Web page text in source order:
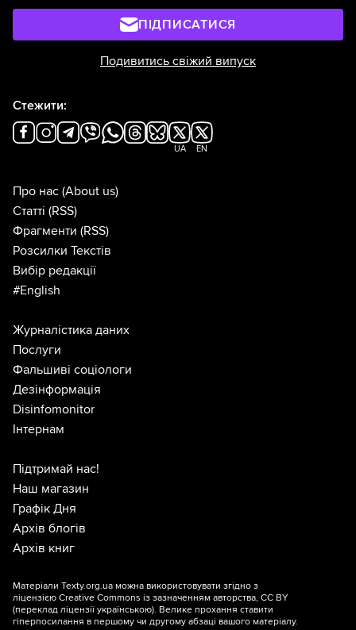
ПІДПИСАТИСЯ
Подивитись свіжий випуск
Стежити:
UA EN
Про нас (About us)
Статті (RSS)
Фрагменти (RSS)
Розсилки Текстів
Вибір редакції
#English
Журналістика даних
Послуги
Фальшиві соціологи
Дезінформація
Disinfomonitor
Інтернам
Підтримай нас!
Наш магазин
Графік Дня
Архів блогів
Архів книг
Матеріали Texty.org.ua можна використовувати згідно з
ліцензією Creative Commons із зазначенням авторства, CC BY
(переклад ліцензії українською). Велике прохання ставити
гіперпосилання в першому чи другому абзаці вашого матеріалу.